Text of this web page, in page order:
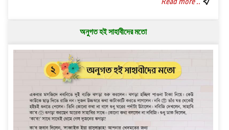
অনুগত হই সাহাবীদের মতো